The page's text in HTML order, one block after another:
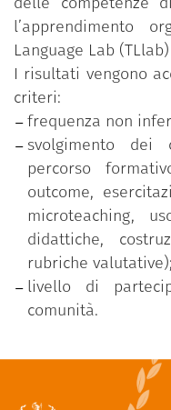
l’apprendimento
Language Lab
I risultati vengono
criteri:
frequenza non
svolgimento
percorso
outcome,
microteaching,
didattiche,
rubriche valutative);
livello di
comunità.